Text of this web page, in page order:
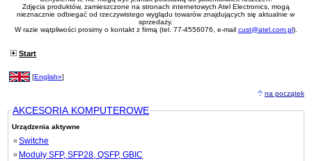
Zdjęcia produktów, zamieszczone na stronach internetowych Atel Electronics, mogą
nieznacznie odbiegać od rzeczywistego wyglądu towarów znajdujących się aktualnie w
sprzedaży.
W razie wątpliwości prosimy o kontakt z firmą (tel. 77-4556076, e-mail cust@atel.com.pl).
Start
[English»]
na początek
AKCESORIA KOMPUTEROWE
Urządzenia aktywne
Switche
Moduły SFP, SFP28, QSFP, GBIC